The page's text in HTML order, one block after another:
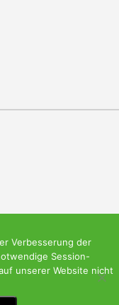
Verbesserung der
Session-
unserer Website nicht